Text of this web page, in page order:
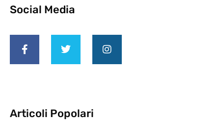
Social Media
Articoli Popolari